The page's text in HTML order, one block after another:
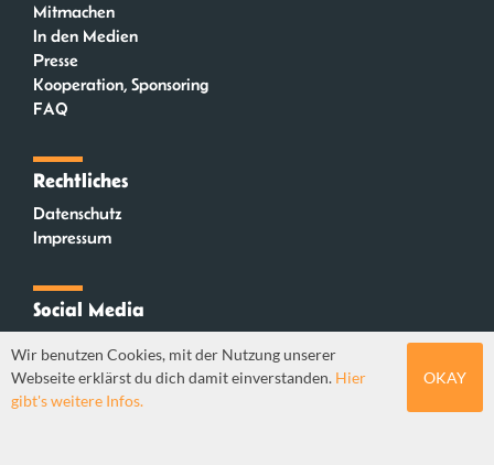
Mitmachen
In den Medien
Presse
Kooperation, Sponsoring
FAQ
Rechtliches
Datenschutz
Impressum
Social Media
Mastodon
Wir benutzen Cookies, mit der Nutzung unserer
Webseite erklärst du dich damit einverstanden. Hier
gibt's weitere Infos.
OKAY